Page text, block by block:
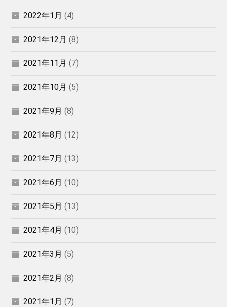
2022年1月 (4)
2021年12月 (8)
2021年11月 (7)
2021年10月 (5)
2021年9月 (8)
2021年8月 (12)
2021年7月 (13)
2021年6月 (10)
2021年5月 (13)
2021年4月 (10)
2021年3月 (5)
2021年2月 (8)
2021年1月 (7)